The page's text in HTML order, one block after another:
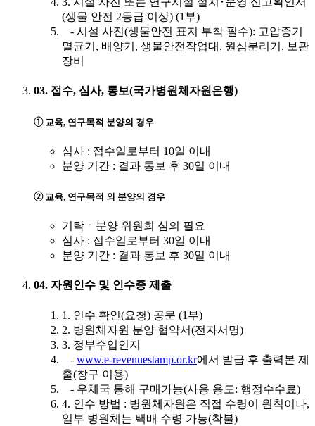
(생물 안전 2등급 이상) (1부)
- 시설 사진(생물안전 표지 부착 필수): 고압증기
멸균기, 배양기, 생물안전작업대, 원심분리기, 보관
장비
03. 접수, 심사, 통보(국가병원체자원은행)
➀ 교육, 연구목적 분양의 경우
심사 : 접수일로부터 10일 이내
분양 기간 : 결과 통보 후 30일 이내
➁ 교육, 연구목적 외 분양의 경우
기탁ㆍ분양 위원회 심의 필요
심사 : 접수일로부터 30일 이내
분양 기간 : 결과 통보 후 30일 이내
04. 자원인수 및 인수증 제출
1. 인수 확인(요청) 공문 (1부)
2. 병원체자원 분양 협약서(전자서명)
3. 정부수입인지
- www.e-revenuestamp.or.kr에서 발급 후 출력본 제
출(창구 이용)
- 우체국 통해 구매가능(사용 용도: 행정수수료)
4. 인수 방법 : 병원체자원은 직접 수령이 원칙이나,
일부 병원체는 택배 수령 가능(착불)